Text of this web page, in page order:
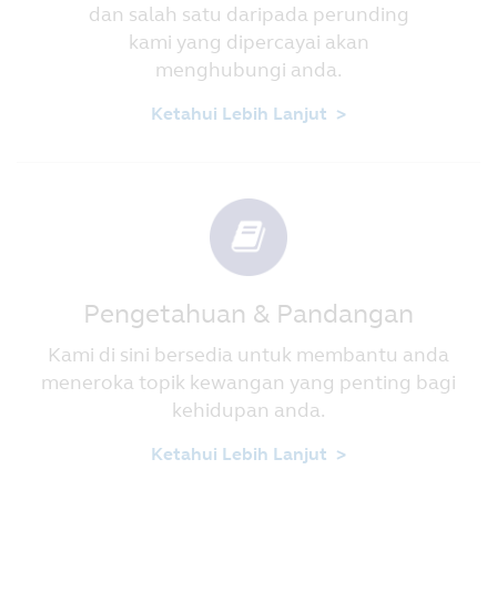
dan salah satu daripada perunding
kami yang dipercayai akan
menghubungi anda.
Ketahui Lebih Lanjut >
Pengetahuan & Pandangan
Kami di sini bersedia untuk membantu anda
meneroka topik kewangan yang penting bagi
kehidupan anda.
Ketahui Lebih Lanjut >